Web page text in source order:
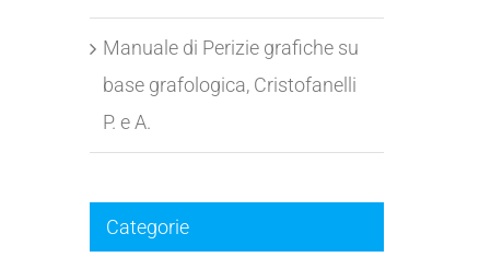
Manuale di Perizie grafiche su
base grafologica, Cristofanelli
P. e A.
Categorie